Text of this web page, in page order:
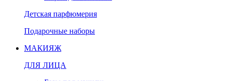
Детская парфюмерия
Подарочные наборы
МАКИЯЖ
ДЛЯ ЛИЦА